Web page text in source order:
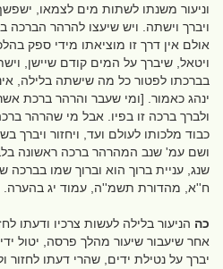
וניעור משנתו לשתות מים לצמאו,
ויברך וישתה. ויש שיעצו להרהר הברכה
אולם אין דרך זו מוציאתו מידי ספק
ויטאל, שיברך על המים קודם שיישן,
בברכתו לפטור כל מה שישתה בלילה,
ינהג כאמור. [ומי שעבר והרהר ברכת
ולברך ברכה זו בפיו. אבל מי שהרהר
כבוד מלכותו לעולם ועד, ויחזור ויברך
ושם עמ' שנב המהרהר ברכה ראשונה
שנג, עניית ברוך הוא וברוך שמו בברכה
ח''א, מהדורת תשמ''ה, עמוד יג בהערה.
כה הניעור בלילה לעשות צרכיו ודעתו
אחר שיעבור שיעור מהלך פרסה, יטול
יברך על נטילת ידים, שהרי דעתו לחזור